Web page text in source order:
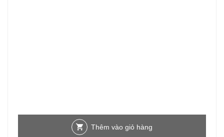
Thêm vào giỏ hàng